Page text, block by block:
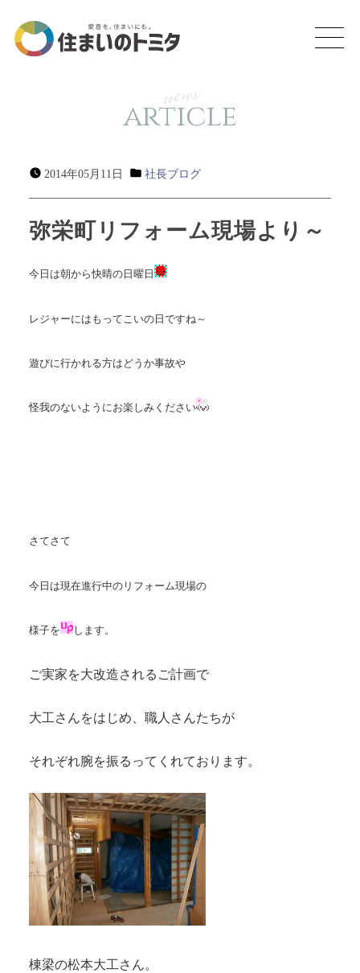
news
article
2014年05月11日 社長ブログ
弥栄町リフォーム現場より～
今日は朝から快晴の日曜日
レジャーにはもってこいの日ですね～
遊びに行かれる方はどうか事故や
怪我のないようにお楽しみください
さてさて
今日は現在進行中のリフォーム現場の
様子を します。
ご実家を大改造されるご計画で
大工さんをはじめ、職人さんたちが
それぞれ腕を振るってくれております。
棟梁の松本大工さん。